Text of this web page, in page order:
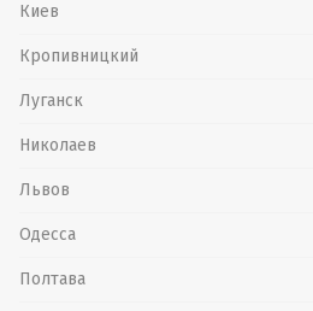
Киев
Кропивницкий
Луганск
Николаев
Львов
Одесса
Полтава